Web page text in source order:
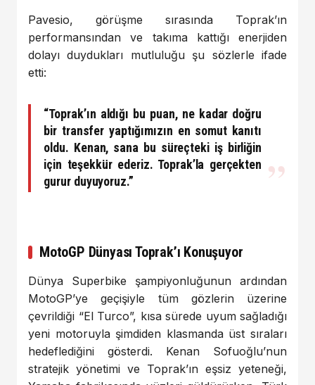
Pavesio, görüşme sırasında Toprak’ın
performansından ve takıma kattığı enerjiden
dolayı duydukları mutluluğu şu sözlerle ifade
etti:
“Toprak’ın aldığı bu puan, ne kadar doğru
bir transfer yaptığımızın en somut kanıtı
oldu. Kenan, sana bu süreçteki iş birliğin
için teşekkür ederiz. Toprak’la gerçekten
gurur duyuyoruz.”
MotoGP Dünyası Toprak’ı Konuşuyor
Dünya Superbike şampiyonluğunun ardından
MotoGP’ye geçişiyle tüm gözlerin üzerine
çevrildiği “El Turco”, kısa sürede uyum sağladığı
yeni motoruyla şimdiden klasmanda üst sıraları
hedeflediğini gösterdi. Kenan Sofuoğlu’nun
stratejik yönetimi ve Toprak’ın eşsiz yeteneği,